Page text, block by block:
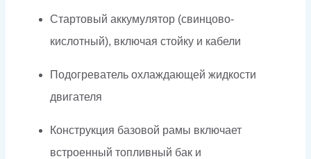
Стартовый аккумулятор (свинцово-
кислотный), включая стойку и кабели
Подогреватель охлаждающей жидкости
двигателя
Конструкция базовой рамы включает
встроенный топливный бак и